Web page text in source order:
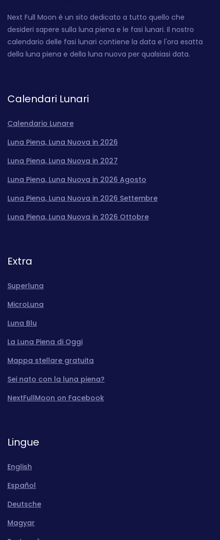
Next Full Moon è un sito dedicato a tutto quello che
desideri sapere sulla luna piena e le fasi lunari. Il nostro
calendario delle fasi lunari contiene la data e l'ora esatta
della luna piena e della luna nuova per qualsiasi data.
Calendari Lunari
Calendario Lunare
Luna Piena, Luna Nuova in 2026
Luna Piena, Luna Nuova in 2027
Luna Piena, Luna Nuova in 2026 Agosto
Luna Piena, Luna Nuova in 2026 Settembre
Luna Piena, Luna Nuova in 2026 Ottobre
Extra
Superluna
MicroLuna
Luna Blu
La Luna Piena di Oggi
Mappa stellare gratuita
Sei nato con la luna piena?
NextFullMoon on Facebook
Lingue
English
Español
Deutsche
Magyar